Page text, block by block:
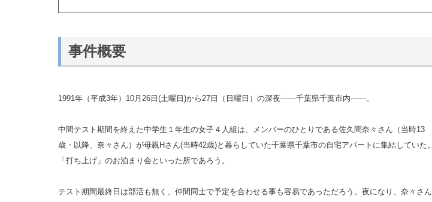
事件概要
1991年（平成3年）10月26日(土曜日)から27日（日曜日）の深夜――千葉県千葉市内――。
中間テスト期間を終えた中学生１年生の女子４人組は、メンバーのひとりである佐久間奈々さん（当時13
歳・以降、奈々さん）が母親Hさん(当時42歳)と暮らしていた千葉県千葉市の自宅アパートに集結していた。
「打ち上げ」のお泊まり会といった所であろう。
テスト期間最終日は部活も無く、仲間同士で予定を合わせる事も容易であっただろう。夜になり、奈々さん